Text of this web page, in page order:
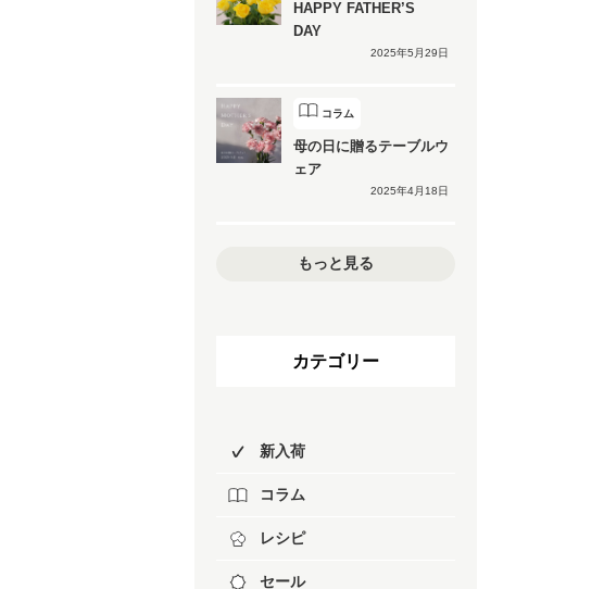
HAPPY FATHER’S
DAY
2025年5月29日
コラム
母の日に贈るテーブルウ
ェア
2025年4月18日
もっと見る
カテゴリー
新入荷
コラム
レシピ
セール